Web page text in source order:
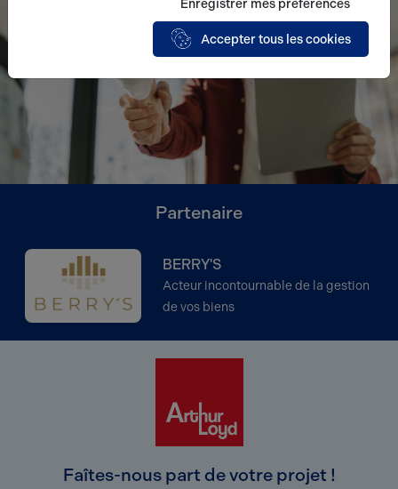
Partenaire
BERRY'S
Acteur incontournable de la gestion
de vos biens
Faîtes-nous part de votre projet !
Enregistrer mes préférences
Accepter tous les cookies